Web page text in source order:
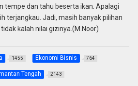
tempe dan tahu beserta ikan. Apalagi
terjangkau. Jadi, masih banyak pilihan
kalah nilai gizinya.(M.Noor)
1455 Ekonomi Bisnis 764
Tengah 2143